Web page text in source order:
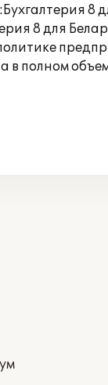
8
8 для
полном